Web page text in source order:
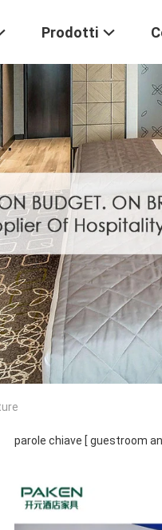
Prodotti
parole chiave [ guestroom